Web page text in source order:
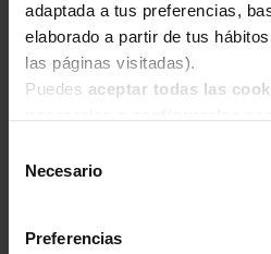
adaptada a tus preferencias,
elaborado a partir de tus
las páginas visitadas).
Puedes aceptar todas las
Necesario
Preferencias
Sujetador Sin Aros Sin